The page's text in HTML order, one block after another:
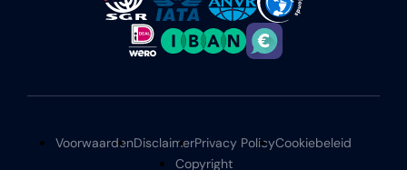
VoorwaardenDisclaimerPrivacy PolicyCookiebeleid
Copyright